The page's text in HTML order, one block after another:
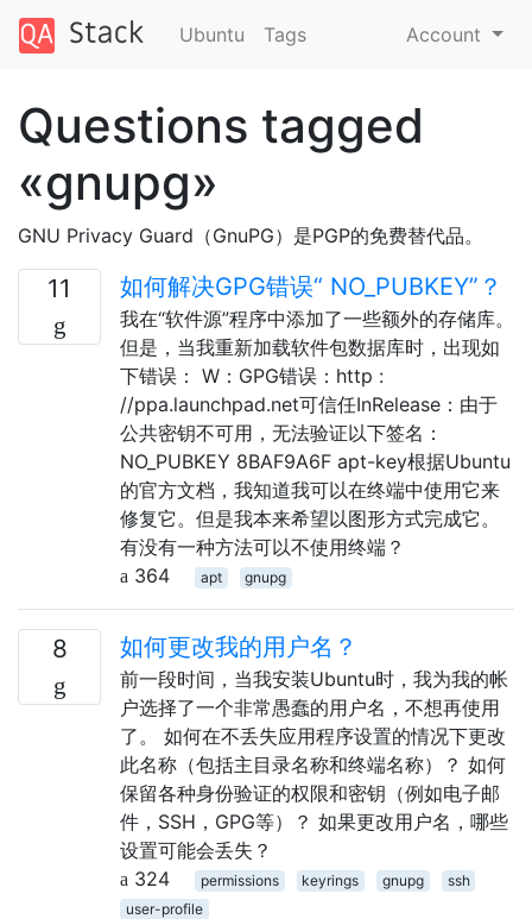
Ubuntu Tags Account
Questions tagged
«gnupg»
GNU Privacy Guard（GnuPG）是PGP的免费替代品。
11 如何解决GPG错误“ NO_PUBKEY”？
我在“软件源”程序中添加了一些额外的存储库。
但是，当我重新加载软件包数据库时，出现如
下错误： W：GPG错误：http :
//ppa.launchpad.net可信任InRelease：由于
公共密钥不可用，无法验证以下签名：
NO_PUBKEY 8BAF9A6F apt-key根据Ubuntu
的官方文档，我知道我可以在终端中使用它来
修复它。但是我本来希望以图形方式完成它。
有没有一种方法可以不使用终端？
364
apt gnupg
8 如何更改我的用户名？
前一段时间，当我安装Ubuntu时，我为我的帐
户选择了一个非常愚蠢的用户名，不想再使用
了。 如何在不丢失应用程序设置的情况下更改
此名称（包括主目录名称和终端名称）？ 如何
保留各种身份验证的权限和密钥（例如电子邮
件，SSH，GPG等）？ 如果更改用户名，哪些
设置可能会丢失？
324
permissions keyrings gnupg
ssh
user-profile